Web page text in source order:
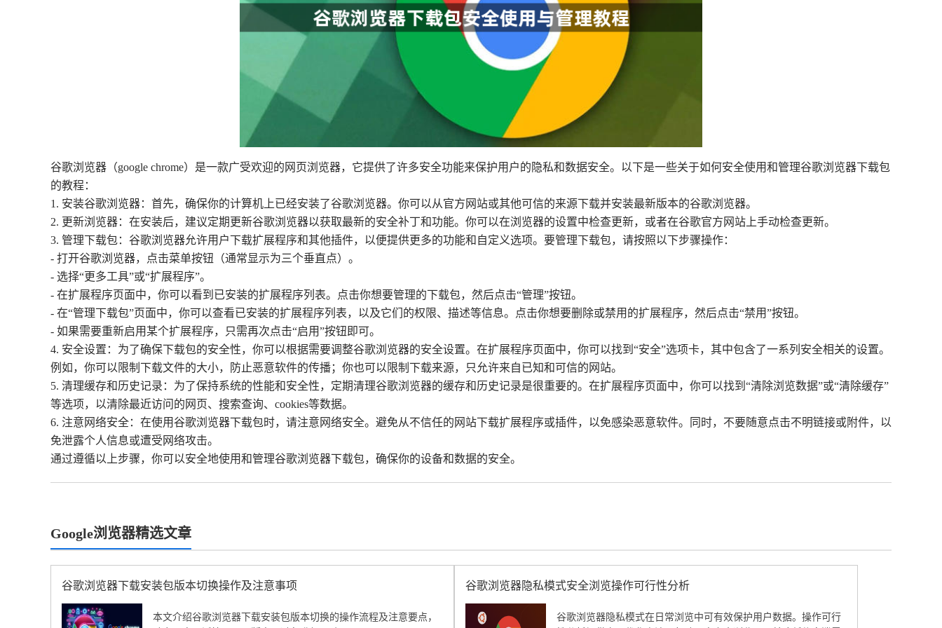
谷歌浏览器（google chrome）是一款广受欢迎的网页浏览器，它提供了许多安全功能来保护用户的隐私和数据安全。以下是一些关于如何安全使用和管理谷歌浏览器下载包
的教程：
1. 安装谷歌浏览器：首先，确保你的计算机上已经安装了谷歌浏览器。你可以从官方网站或其他可信的来源下载并安装最新版本的谷歌浏览器。
2. 更新浏览器：在安装后，建议定期更新谷歌浏览器以获取最新的安全补丁和功能。你可以在浏览器的设置中检查更新，或者在谷歌官方网站上手动检查更新。
3. 管理下载包：谷歌浏览器允许用户下载扩展程序和其他插件，以便提供更多的功能和自定义选项。要管理下载包，请按照以下步骤操作：
- 打开谷歌浏览器，点击菜单按钮（通常显示为三个垂直点）。
- 选择“更多工具”或“扩展程序”。
- 在扩展程序页面中，你可以看到已安装的扩展程序列表。点击你想要管理的下载包，然后点击“管理”按钮。
- 在“管理下载包”页面中，你可以查看已安装的扩展程序列表，以及它们的权限、描述等信息。点击你想要删除或禁用的扩展程序，然后点击“禁用”按钮。
- 如果需要重新启用某个扩展程序，只需再次点击“启用”按钮即可。
4. 安全设置：为了确保下载包的安全性，你可以根据需要调整谷歌浏览器的安全设置。在扩展程序页面中，你可以找到“安全”选项卡，其中包含了一系列安全相关的设置。
例如，你可以限制下载文件的大小，防止恶意软件的传播；你也可以限制下载来源，只允许来自已知和可信的网站。
5. 清理缓存和历史记录：为了保持系统的性能和安全性，定期清理谷歌浏览器的缓存和历史记录是很重要的。在扩展程序页面中，你可以找到“清除浏览数据”或“清除缓存”
等选项，以清除最近访问的网页、搜索查询、cookies等数据。
6. 注意网络安全：在使用谷歌浏览器下载包时，请注意网络安全。避免从不信任的网站下载扩展程序或插件，以免感染恶意软件。同时，不要随意点击不明链接或附件，以
免泄露个人信息或遭受网络攻击。
通过遵循以上步骤，你可以安全地使用和管理谷歌浏览器下载包，确保你的设备和数据的安全。
Google浏览器精选文章
谷歌浏览器下载安装包版本切换操作及注意事项
本文介绍谷歌浏览器下载安装包版本切换的操作流程及注意要点，
谷歌浏览器隐私模式安全浏览操作可行性分析
谷歌浏览器隐私模式在日常浏览中可有效保护用户数据。操作可行